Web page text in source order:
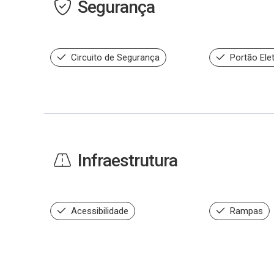
Segurança
Circuito de Segurança Portão
Infraestrutura
Acessibilidade Rampas